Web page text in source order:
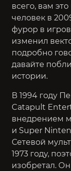
всего, вам
человек в
фурор в
изменил
подробно
давайте
истории.
В 1994 году
Catapult
внедрением
и Super
Сетевой
1973 году,
изобретал.